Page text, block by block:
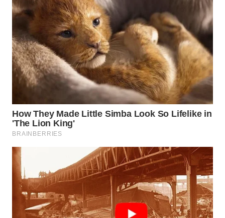
WN
INDRAMAYU
WN
KUNINGAN
WN
WN
SUBANG
SUKABUMI
WN
PURWAKARTA